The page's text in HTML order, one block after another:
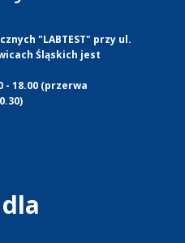
"LABTEST" przy ul.
Śląskich jest
- 18.00 (przerwa